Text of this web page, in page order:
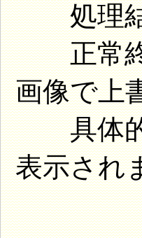
処理結
正常終
画像で上
具体的に
表示され